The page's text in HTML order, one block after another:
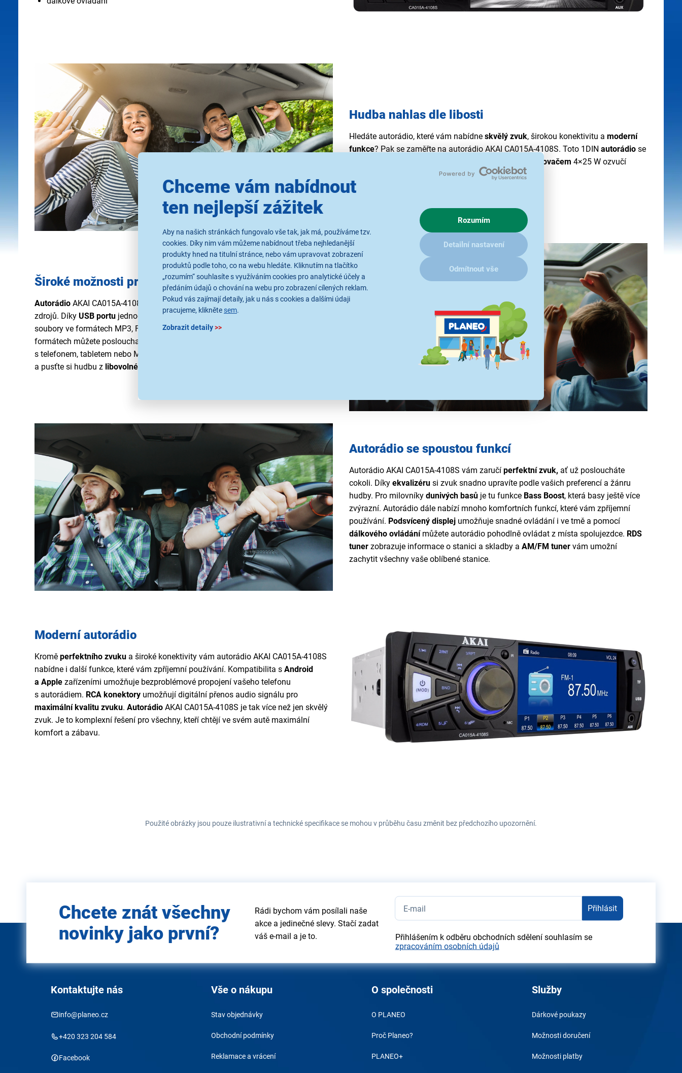
Chceme vám nabídnout
ten nejlepší zážitek
Aby na našich stránkách fungovalo vše tak, jak má, používáme tzv.
cookies. Díky nim vám můžeme nabídnout třeba nejhledanější
produkty hned na titulní stránce, nebo vám upravovat zobrazení
produktů podle toho, co na webu hledáte. Kliknutím na tlačítko
„rozumím“ souhlasíte s využíváním cookies pro analytické účely a
předáním údajů o chování na webu pro zobrazení cílených reklam.
Pokud vás zajímají detaily, jak u nás s cookies a dalšími údaji
pracujeme, klikněte sem.
Zobrazit detaily>>
Rozumím
Detailní nastavení
Odmítnout vše
Hudba nahlas dle libosti
Hledáte autorádio, které vám nabídne skvělý zvuk, širokou konektivitu a moderní
funkce? Pak se zaměřte na autorádio AKAI CA015A-4108S. Toto 1DIN autorádiose
výkonným zesilovačem 4×25 W ozvučí
Široké možnosti pro poslech hudby
Autorádio AKAI CA015A-4108S vám umožní vychutnat si hudbu z mnoha různých
zdrojů. Díky USB portu jednoduše připojíte flash disk a pustíte si své oblíbené
soubory ve formátech MP3, FLAC, AAC, WAV, WMA, JPEG a MPEG. Ve stejných
formátech můžete poslouchat hudbu i z
s telefonem, tabletem nebo MP3 přehrávačem pomocí AUX/Line IN konektoru
a pusťte si hudbu z libovolné aplikace
Autorádio se spoustou funkcí
Autorádio AKAI CA015A-4108S vám zaručí perfektní zvuk, ať už posloucháte
cokoli. Díky ekvalizérusi zvuk snadno upravíte podle vašich preferencí a žánru
hudby. Pro milovníky dunivých basůje tu funkce Bass Boost, která basy ještě více
zvýrazní. Autorádio dále nabízí mnoho komfortních funkcí, které vám zpříjemní
používání. Podsvícený displejumožňuje snadné ovládání i ve tmě a pomocí
dálkového ovládánímůžete autorádio pohodlně ovládat z místa spolujezdce. RDS
tunerzobrazuje informace o stanici a skladby a AM/FM tunervám umožní
zachytit všechny vaše oblíbené stanice.
Moderní autorádio
Kromě perfektního zvuku a široké konektivity vám autorádio AKAI CA015A-4108S
nabídne i další funkce, které vám zpříjemní používání. Kompatibilita s Android
a Apple zařízeními umožňuje bezproblémové propojení vašeho telefonu
s autorádiem. RCA konektory umožňují digitální přenos audio signálu pro
maximální kvalitu zvuku. Autorádio AKAI CA015A-4108S je tak více než jen skvělý
zvuk. Je to komplexní řešení pro všechny, kteří chtějí ve svém autě maximální
komfort a zábavu.
Použité obrázky jsou pouze ilustrativní a technické specifikace se mohou v průběhu času změnit bez předchozího upozornění.
e-mail
Chcete znát všechny
novinky jako první?
Rádi bychom vám posílali naše
akce a jedinečné slevy. Stačí zadat
váš e-mail a je to.
Přihlásit
Přihlášením k odběru obchodních sdělení souhlasím se
zpracováním osobních údajů
Kontaktujte nás
info@planeo.cz
+420 323 204 584
Facebook
Vše o nákupu
Stav objednávky
Obchodní podmínky
Reklamace a vrácení
O společnosti
O PLANEO
Proč Planeo?
PLANEO+
Služby
Dárkové poukazy
Možnosti doručení
Možnosti platby